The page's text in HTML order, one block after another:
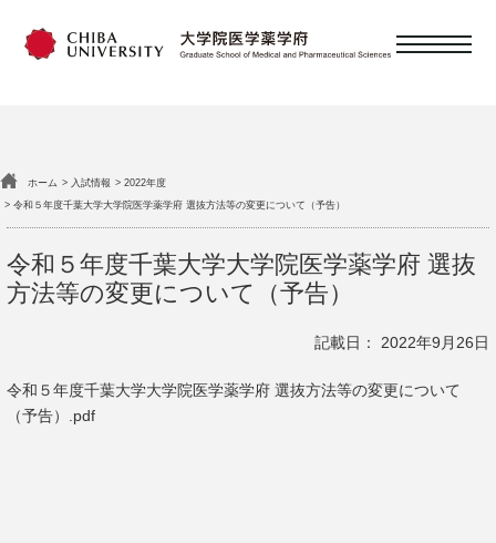
概要
教育
研究・教員
ホーム 入試情報
2022年度
令和５年度千葉大学大学院医学薬学府 選抜方法等の変更について（予告）
令和５年度千葉大学大学院医学薬学府 選抜
方法等の変更について（予告）
記載日： 2022年9月26日
令和５年度千葉大学大学院医学薬学府 選抜方法等の変更について
（予告）.pdf